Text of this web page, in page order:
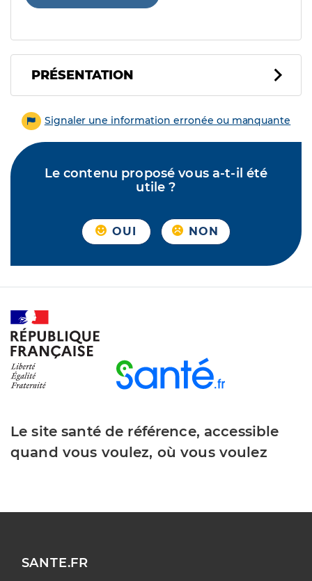
PRÉSENTATION
Signaler une information erronée ou manquante
Le contenu proposé vous a-t-il été
utile ?
OUI NON
Le site santé de référence, accessible
quand vous voulez, où vous voulez
SANTE.FR